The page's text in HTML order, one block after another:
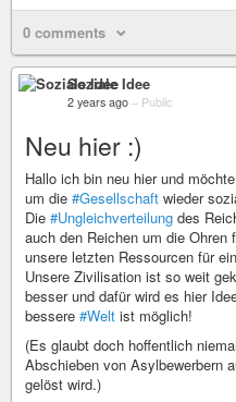
0 comments
Soziale Idee
2 years ago – Public
Neu hier :)
Hallo ich bin neu hier und
um die #Gesellschaft wieder
Die #Ungleichverteilung des
auch den Reichen um die
unsere letzten Ressourcen für
Unsere Zivilisation ist so weit
besser und dafür wird es hier
bessere #Welt ist möglich!
(Es glaubt doch hoffentlich
Abschieben von Asylbewerbern
gelöst wird.)